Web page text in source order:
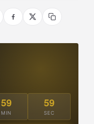
59
MIN
58
SEC